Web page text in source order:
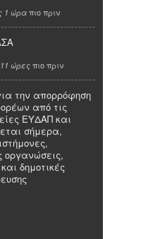
1 ώραπιο πριν
ώρες πιο πριν
την απορρόφηση
από τις
ΕΥΔΑΠ και
σήμερα,
οργανώσεις,
δημοτικές